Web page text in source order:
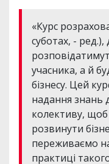
«Курс
суботах, - ред.),
учасника, а й
бізнесу. Цей
надання знань
колективу,
розвинути
переживаємо
практиці